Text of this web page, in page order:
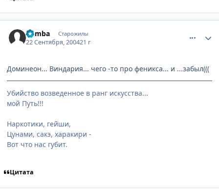
Pumba Старожилы
22 Сентября, 200421 г
Доминеон... Виндария... чего -то про феникса... и ...забыл(((
Убийство возведенное в ранг искусства...
мой Путь!!!
Наркотики, гейши,
Цунами, сакэ, харакири -
Вот что нас губит.
Цитата